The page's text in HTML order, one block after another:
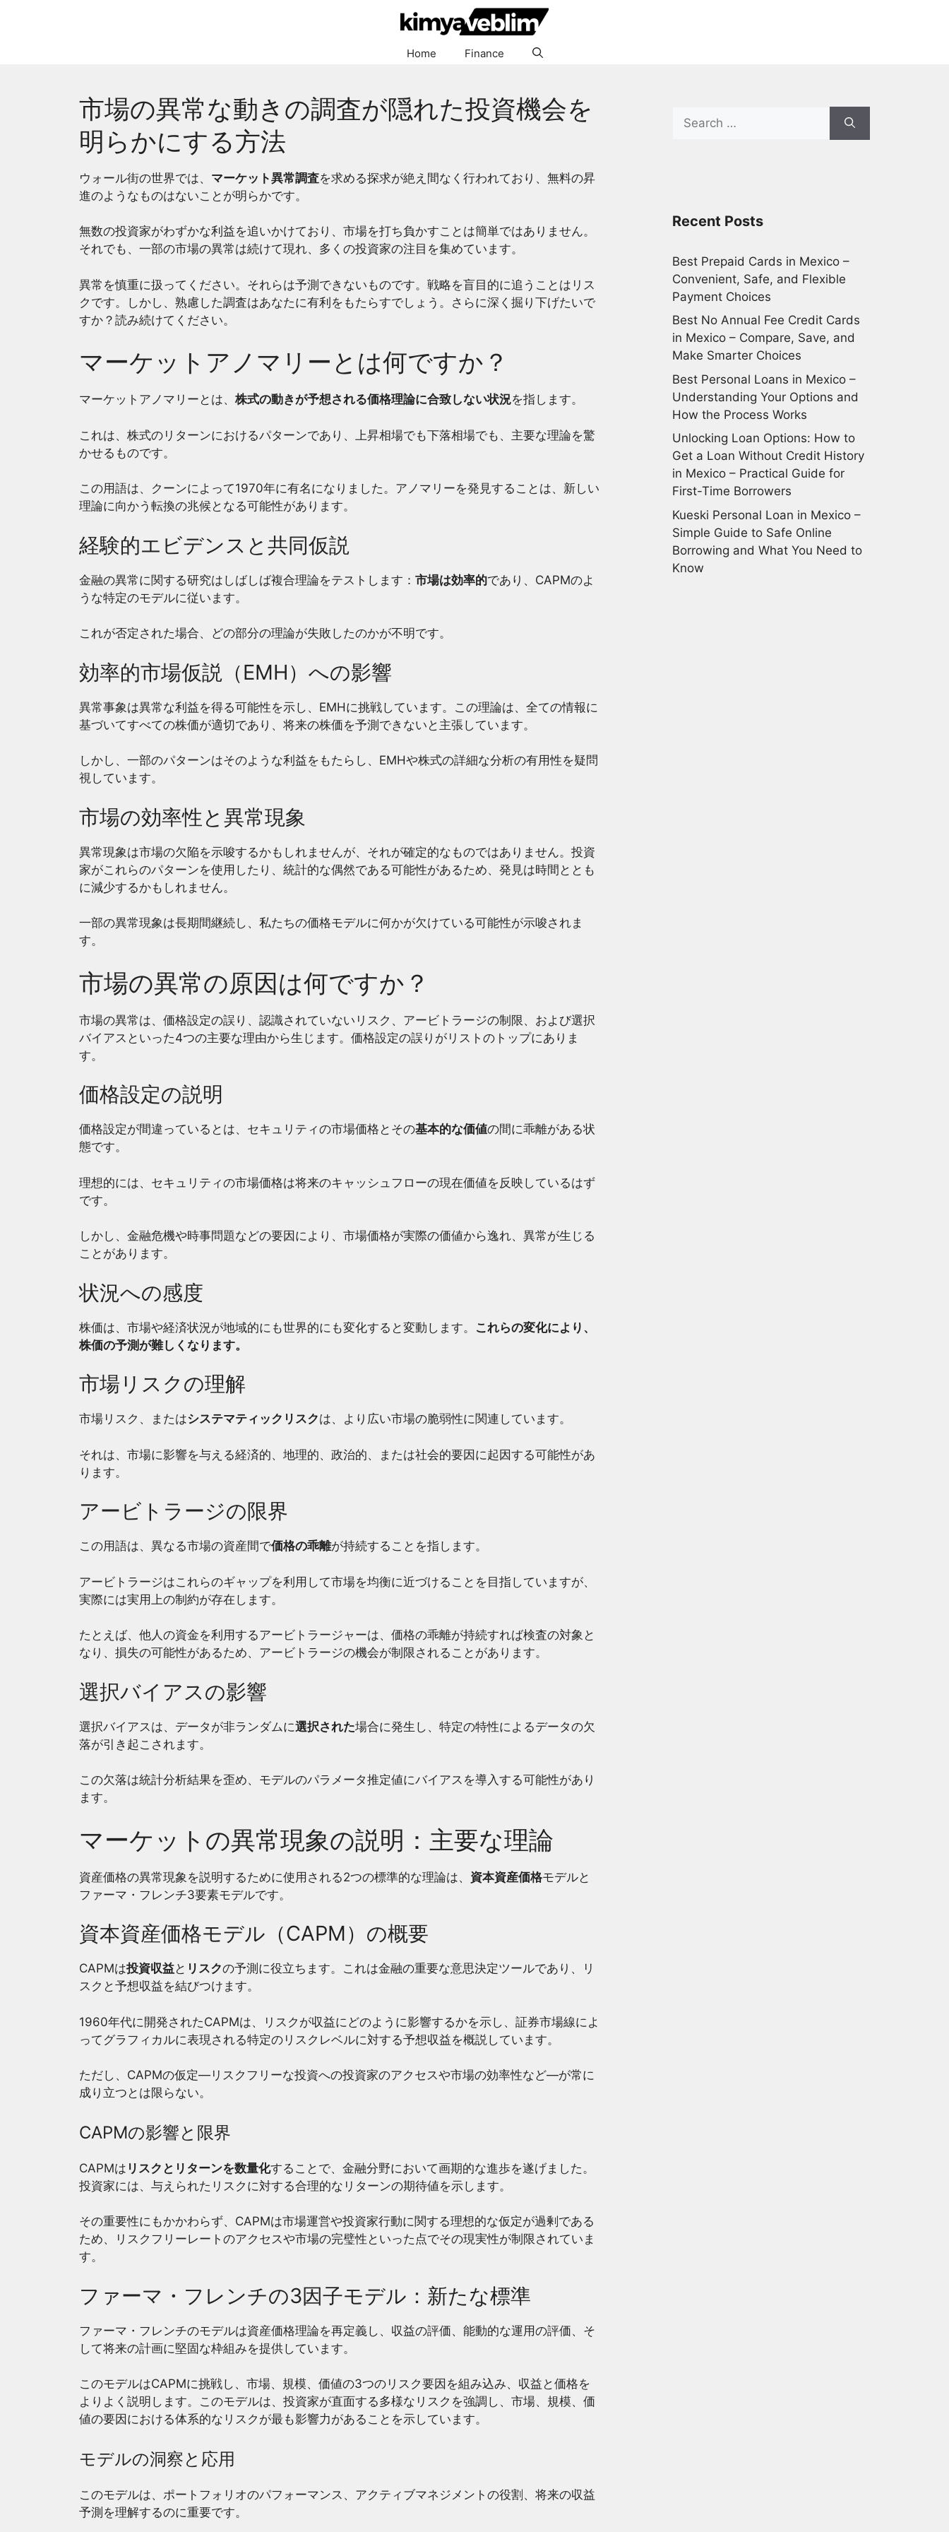
Home Finance
市場の異常な動きの調査が隠れた投資機会を
明らかにする方法
ウォール街の世界では、 マーケット異常調査を求める探求が絶え間なく行われており、無料の昇
進のようなものはないことが明らかです。
無数の投資家がわずかな利益を追いかけており、市場を打ち負かすことは簡単ではありません。
それでも、一部の市場の異常は続けて現れ、多くの投資家の注目を集めています。
異常を慎重に扱ってください。それらは予測できないものです。戦略を盲目的に追うことはリス
クです。しかし、熟慮した調査はあなたに有利をもたらすでしょう。さらに深く掘り下げたいで
すか？読み続けてください。
マーケットアノマリーとは何ですか？
マーケットアノマリーとは、 株式の動きが予想される価格理論に合致しない状況を指します。
これは、株式のリターンにおけるパターンであり、上昇相場でも下落相場でも、主要な理論を驚
かせるものです。
この用語は、クーンによって1970年に有名になりました。アノマリーを発見することは、新しい
理論に向かう転換の兆候となる可能性があります。
経験的エビデンスと共同仮説
金融の異常に関する研究はしばしば複合理論をテストします： 市場は効率的であり、CAPMのよ
うな特定のモデルに従います。
これが否定された場合、どの部分の理論が失敗したのかが不明です。
効率的市場仮説（EMH）への影響
異常事象は異常な利益を得る可能性を示し、EMHに挑戦しています。この理論は、全ての情報に
基づいてすべての株価が適切であり、将来の株価を予測できないと主張しています。
しかし、一部のパターンはそのような利益をもたらし、EMHや株式の詳細な分析の有用性を疑問
視しています。
市場の効率性と異常現象
異常現象は市場の欠陥を示唆するかもしれませんが、それが確定的なものではありません。投資
家がこれらのパターンを使用したり、統計的な偶然である可能性があるため、発見は時間ととも
に減少するかもしれません。
一部の異常現象は長期間継続し、私たちの価格モデルに何かが欠けている可能性が示唆されま
す。
市場の異常の原因は何ですか？
市場の異常は、価格設定の誤り、認識されていないリスク、アービトラージの制限、および選択
バイアスといった4つの主要な理由から生じます。価格設定の誤りがリストのトップにありま
す。
価格設定の説明
価格設定が間違っているとは、セキュリティの市場価格とその基本的な価値の間に乖離がある状
態です。
理想的には、セキュリティの市場価格は将来のキャッシュフローの現在価値を反映しているはず
です。
しかし、金融危機や時事問題などの要因により、市場価格が実際の価値から逸れ、異常が生じる
ことがあります。
状況への感度
株価は、市場や経済状況が地域的にも世界的にも変化すると変動します。 これらの変化により、
株価の予測が難しくなります。
市場リスクの理解
市場リスク、またはシステマティックリスクは、より広い市場の脆弱性に関連しています。
それは、市場に影響を与える経済的、地理的、政治的、または社会的要因に起因する可能性があ
ります。
アービトラージの限界
この用語は、異なる市場の資産間で価格の乖離が持続することを指します。
アービトラージはこれらのギャップを利用して市場を均衡に近づけることを目指していますが、
実際には実用上の制約が存在します。
たとえば、他人の資金を利用するアービトラージャーは、価格の乖離が持続すれば検査の対象と
なり、損失の可能性があるため、アービトラージの機会が制限されることがあります。
選択バイアスの影響
選択バイアスは、データが非ランダムに選択された場合に発生し、特定の特性によるデータの欠
落が引き起こされます。
この欠落は統計分析結果を歪め、モデルのパラメータ推定値にバイアスを導入する可能性があり
ます。
マーケットの異常現象の説明：主要な理論
資産価格の異常現象を説明するために使用される2つの標準的な理論は、 資本資産価格モデルと
ファーマ・フレンチ3要素モデルです。
資本資産価格モデル（CAPM）の概要
CAPMは投資収益と リスクの予測に役立ちます。これは金融の重要な意思決定ツールであり、リ
スクと予想収益を結びつけます。
1960年代に開発されたCAPMは、リスクが収益にどのように影響するかを示し、証券市場線によ
ってグラフィカルに表現される特定のリスクレベルに対する予想収益を概説しています。
ただし、CAPMの仮定―リスクフリーな投資への投資家のアクセスや市場の効率性など―が常に
成り立つとは限らない。
CAPMの影響と限界
CAPMは リスクとリターンを数量化することで、金融分野において画期的な進歩を遂げました。
投資家には、与えられたリスクに対する合理的なリターンの期待値を示します。
その重要性にもかかわらず、CAPMは市場運営や投資家行動に関する理想的な仮定が過剰である
ため、リスクフリーレートのアクセスや市場の完璧性といった点でその現実性が制限されていま
す。
ファーマ・フレンチの3因子モデル：新たな標準
ファーマ・フレンチのモデルは資産価格理論を再定義し、収益の評価、能動的な運用の評価、そ
して将来の計画に堅固な枠組みを提供しています。
このモデルはCAPMに挑戦し、市場、規模、価値の3つのリスク要因を組み込み、収益と価格を
よりよく説明します。このモデルは、投資家が直面する多様なリスクを強調し、市場、規模、価
値の要因における体系的なリスクが最も影響力があることを示しています。
モデルの洞察と応用
このモデルは、ポートフォリオのパフォーマンス、アクティブマネジメントの役割、将来の収益
予測を理解するのに重要です。
for:
Recent Posts
Best Prepaid Cards in Mexico –
Convenient, Safe, and Flexible
Payment Choices
Best No Annual Fee Credit Cards
in Mexico – Compare, Save, and
Make Smarter Choices
Best Personal Loans in Mexico –
Understanding Your Options and
How the Process Works
Unlocking Loan Options: How to
Get a Loan Without Credit History
in Mexico – Practical Guide for
First-Time Borrowers
Kueski Personal Loan in Mexico –
Simple Guide to Safe Online
Borrowing and What You Need to
Know